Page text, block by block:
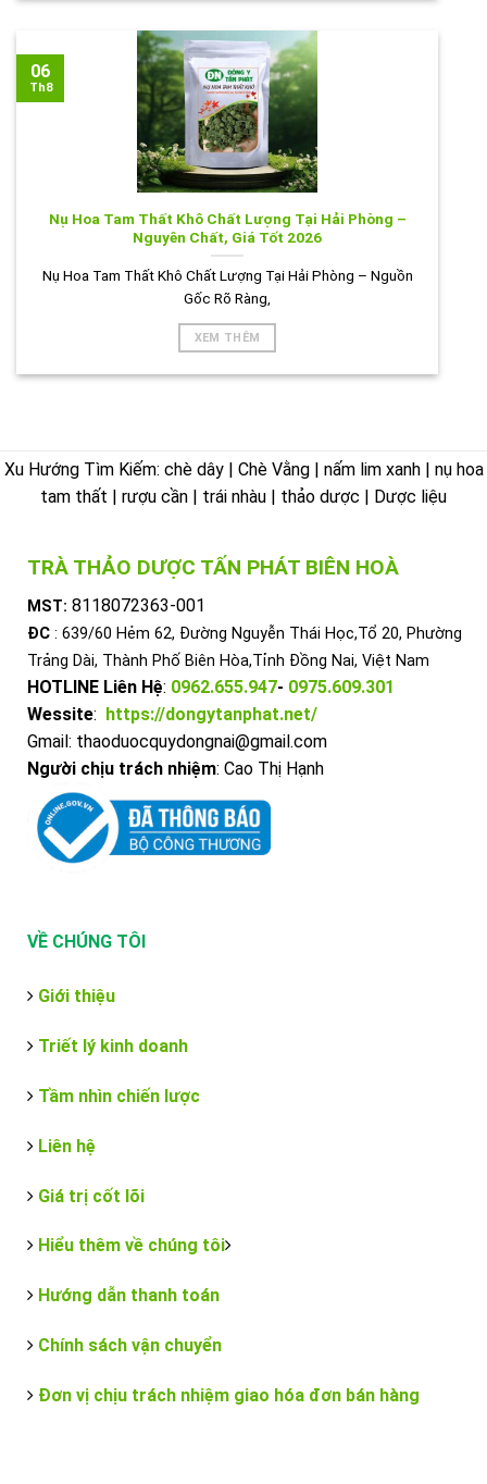
Nụ Hoa Tam Thất Khô Chất Lượng Tại Hải Phòng –
Nguyên Chất, Giá Tốt 2026
Nụ Hoa Tam Thất Khô Chất Lượng Tại Hải Phòng – Nguồn
Gốc Rõ Ràng,
XEM THÊM
06
Th8
Xu Hướng Tìm Kiếm: chè dây | Chè Vằng | nấm lim xanh | nụ hoa
tam thất | rượu cần | trái nhàu | thảo dược | Dược liệu
TRÀ THẢO DƯỢC TẤN PHÁT BIÊN HOÀ
MST: 8118072363-001
ĐC : 639/60 Hẻm 62, Đường Nguyễn Thái Học,Tổ 20, Phường
Trảng Dài, Thành Phố Biên Hòa,Tỉnh Đồng Nai, Việt Nam
HOTLINE Liên Hệ: 0962.655.947- 0975.609.301
Wessite: https://dongytanphat.net/
Gmail: thaoduocquydongnai@gmail.com
Người chịu trách nhiệm: Cao Thị Hạnh
VỀ CHÚNG TÔI
Giới thiệu
Triết lý kinh doanh
Tầm nhìn chiến lược
Liên hệ
Giá trị cốt lõi
Hiểu thêm về chúng tôi
Hướng dẫn thanh toán
Chính sách vận chuyển
Đơn vị chịu trách nhiệm giao hóa đơn bán hàng